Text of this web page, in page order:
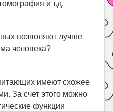
и т.д.
позволяют лучше
человека?
имеют схожее
За счет этого можно
функции